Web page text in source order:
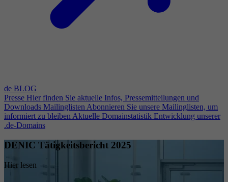
de BLOG
Presse Hier finden Sie aktuelle Infos, Pressemitteilungen und
Downloads Mailinglisten Abonnieren Sie unsere Mailinglisten, um
informiert zu bleiben Aktuelle Domainstatistik Entwicklung unserer
.de-Domains
DENIC Tätigkeitsbericht 2025
Hier lesen